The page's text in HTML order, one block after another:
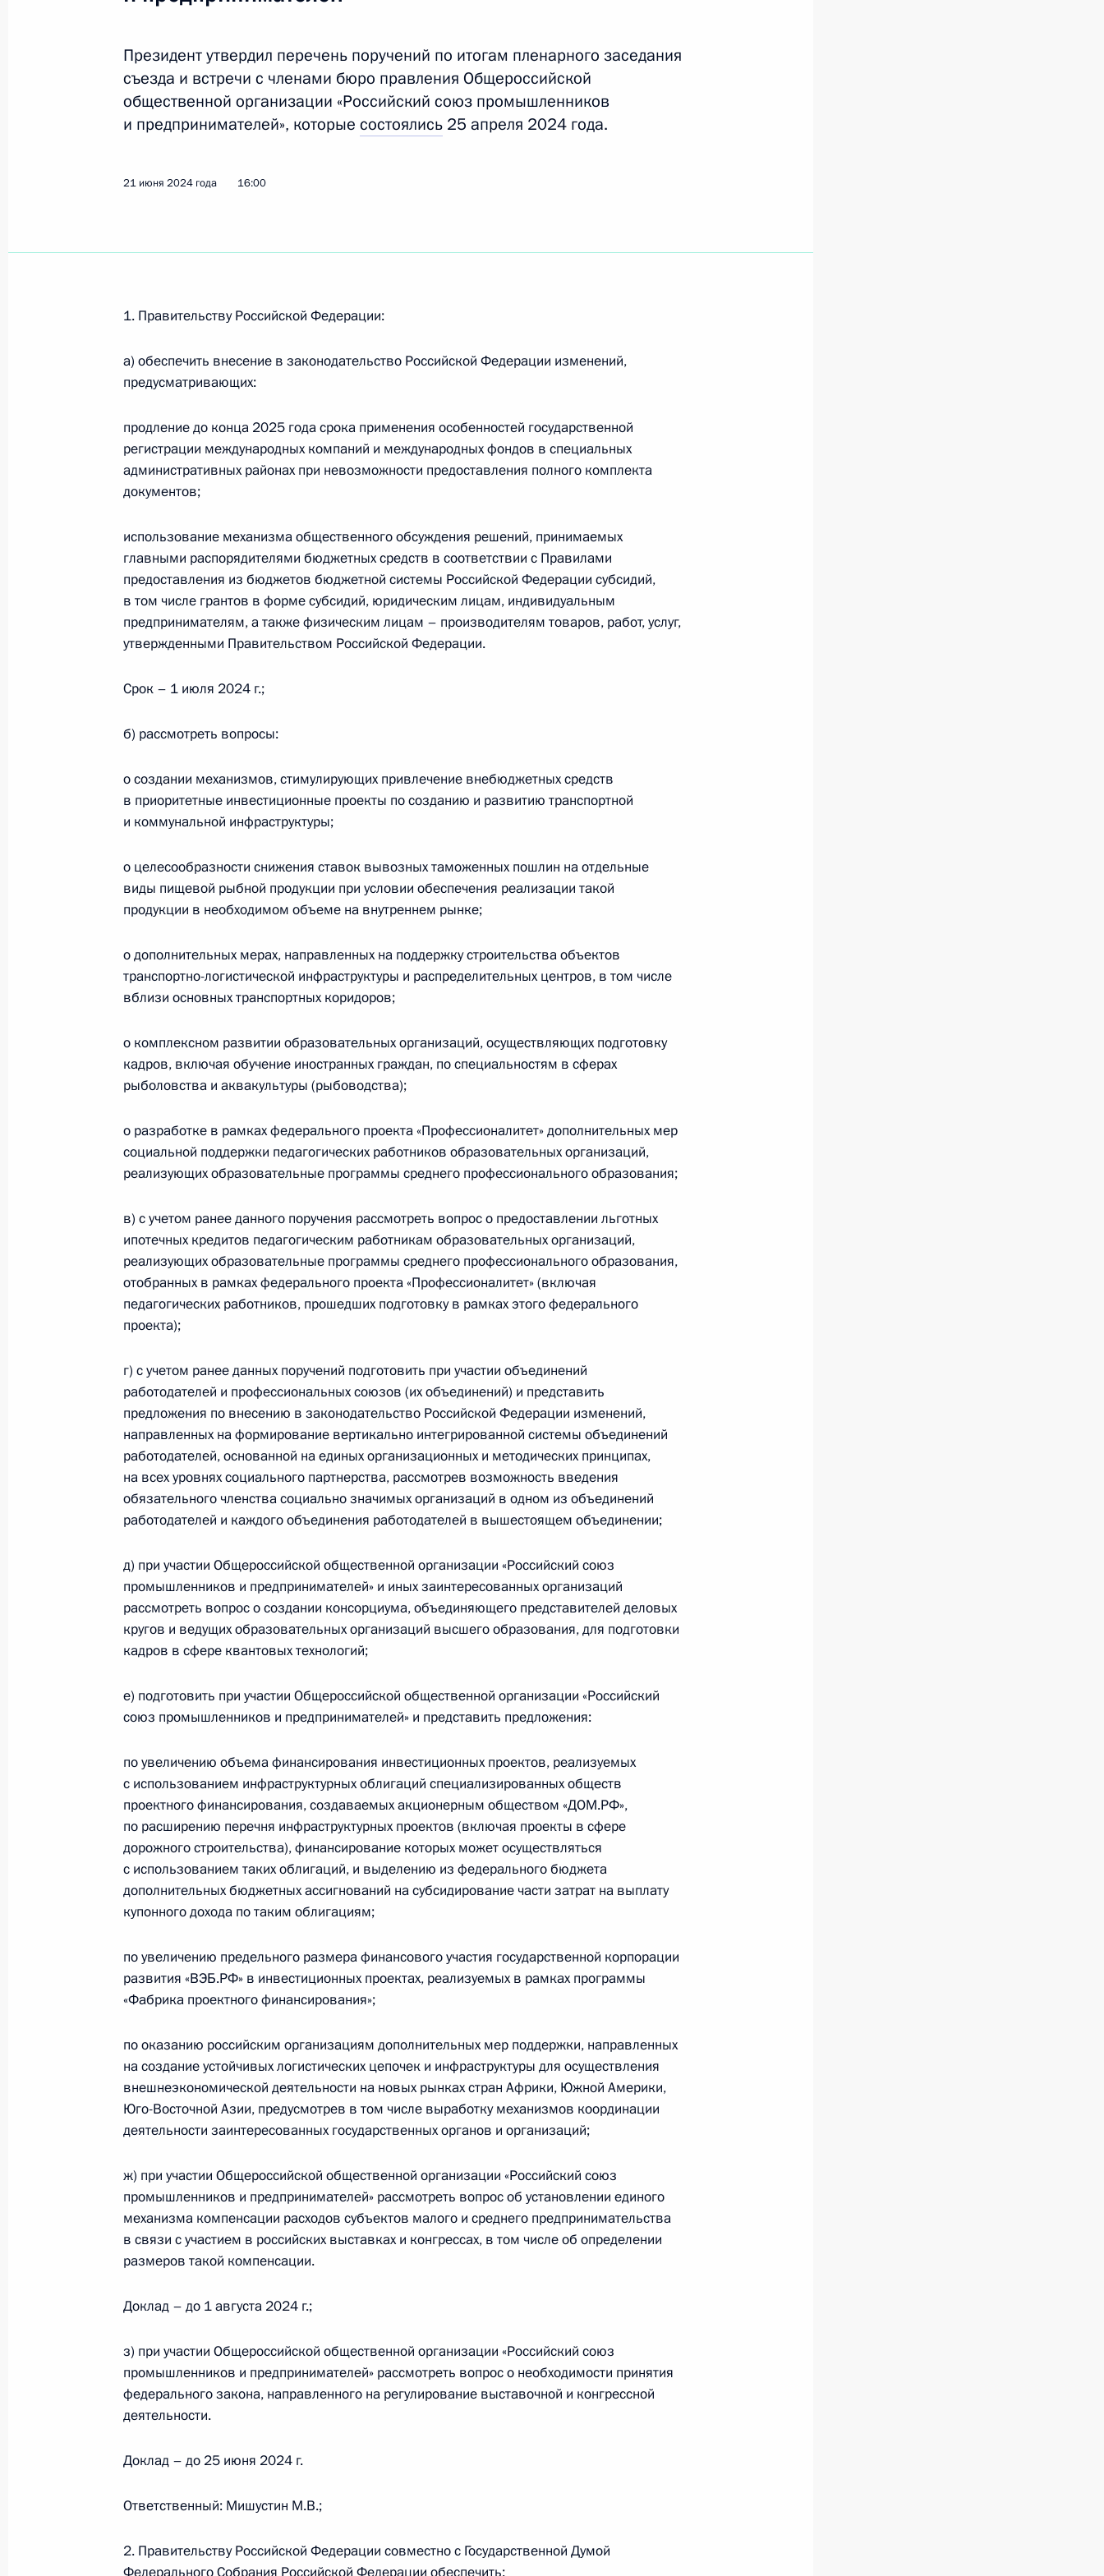
Перечень поручений по итогам пленарного заседания съезда
и встречи с членами бюро правления Общероссийской
общественной организации «Российский союз промышленников
и предпринимателей»
МСП в новых регионах
Пленарное заседание съезда РСПП
25 апреля 2024 года, 17:55
Заседание комиссии Госсовета по направлению «Малое
и среднее предпринимательство»
В Уголовный кодекс и Уголовно-процессуальный кодекс внесены
изменения в целях улучшения делового климата в России
и минимизации рисков необоснованного уголовного
преследования субъектов предпринимательской деятельности
6 апреля 2024 года, 17:05
изделий из серебра, предоставляется право на применение
специальных налоговых режимов
23 марта 2024 года, 17:55
Встреча с президентом РСПП Александром Шохиным
20 февраля 2024 года, 19:45
владение акций экономически значимых организаций
25 декабря 2023 года, 14:50
Внесены изменения в статью 5 Уголовно-процессуального
кодекса
2 ноября 2023 года, 13:35
Внесены изменения в закон об электроэнергетике
19 октября 2023 года, 14:35
В Налоговом кодексе закреплён порядок уплаты страховых
взносов на отдельные виды обязательного социального
страхования
Законодательно определены особенности участия субъектов
малого и среднего предпринимательства в приватизации
объектов культурного наследия
24 июля 2023 года, 16:35
В законодательство внесены изменения, касающиеся порядка
ведения в автоматическом режиме учёта уведомлений о начале
осуществления отдельных видов предпринимательской
деятельности
на территориях новых субъектов России
10 июля 2023 года, 12:50
В инфраструктуру поддержки субъектов МСП включены бизнес-
парки, центры компетенций в сфере сельхозкооперации
и поддержки фермеров
10 июля 2023 года, 12:45
Форум АСИ «Сильные идеи для нового времени»
29 июня 2023 года, 16:25
Подписан закон, упрощающий порядок исключения юридических
учредителей (участников)
Совещание с членами Правительства
Показать предыдущие материалы
Президент утвердил перечень поручений по итогам пленарного заседания
съезда и встречи с членами бюро правления Общероссийской
общественной организации «Российский союз промышленников
и предпринимателей», которые состоялись 25 апреля 2024 года.
21 июня 2024 года 16:00
1. Правительству Российской Федерации:
а) обеспечить внесение в законодательство Российской Федерации изменений,
предусматривающих:
продление до конца 2025 года срока применения особенностей государственной
регистрации международных компаний и международных фондов в специальных
административных районах при невозможности предоставления полного комплекта
документов;
использование механизма общественного обсуждения решений, принимаемых
главными распорядителями бюджетных средств в соответствии с Правилами
предоставления из бюджетов бюджетной системы Российской Федерации субсидий,
в том числе грантов в форме субсидий, юридическим лицам, индивидуальным
предпринимателям, а также физическим лицам – производителям товаров, работ, услуг,
утвержденными Правительством Российской Федерации.
Срок – 1 июля 2024 г.;
б) рассмотреть вопросы:
о создании механизмов, стимулирующих привлечение внебюджетных средств
в приоритетные инвестиционные проекты по созданию и развитию транспортной
и коммунальной инфраструктуры;
о целесообразности снижения ставок вывозных таможенных пошлин на отдельные
виды пищевой рыбной продукции при условии обеспечения реализации такой
продукции в необходимом объеме на внутреннем рынке;
о дополнительных мерах, направленных на поддержку строительства объектов
транспортно-логистической инфраструктуры и распределительных центров, в том числе
вблизи основных транспортных коридоров;
о комплексном развитии образовательных организаций, осуществляющих подготовку
кадров, включая обучение иностранных граждан, по специальностям в сферах
рыболовства и аквакультуры (рыбоводства);
о разработке в рамках федерального проекта «Профессионалитет» дополнительных мер
социальной поддержки педагогических работников образовательных организаций,
реализующих образовательные программы среднего профессионального образования;
в) с учетом ранее данного поручения рассмотреть вопрос о предоставлении льготных
ипотечных кредитов педагогическим работникам образовательных организаций,
реализующих образовательные программы среднего профессионального образования,
отобранных в рамках федерального проекта «Профессионалитет» (включая
педагогических работников, прошедших подготовку в рамках этого федерального
проекта);
г) с учетом ранее данных поручений подготовить при участии объединений
работодателей и профессиональных союзов (их объединений) и представить
предложения по внесению в законодательство Российской Федерации изменений,
направленных на формирование вертикально интегрированной системы объединений
работодателей, основанной на единых организационных и методических принципах,
на всех уровнях социального партнерства, рассмотрев возможность введения
обязательного членства социально значимых организаций в одном из объединений
работодателей и каждого объединения работодателей в вышестоящем объединении;
д) при участии Общероссийской общественной организации «Российский союз
промышленников и предпринимателей» и иных заинтересованных организаций
рассмотреть вопрос о создании консорциума, объединяющего представителей деловых
кругов и ведущих образовательных организаций высшего образования, для подготовки
кадров в сфере квантовых технологий;
е) подготовить при участии Общероссийской общественной организации «Российский
союз промышленников и предпринимателей» и представить предложения:
по увеличению объема финансирования инвестиционных проектов, реализуемых
с использованием инфраструктурных облигаций специализированных обществ
проектного финансирования, создаваемых акционерным обществом «ДОМ.РФ»,
по расширению перечня инфраструктурных проектов (включая проекты в сфере
дорожного строительства), финансирование которых может осуществляться
с использованием таких облигаций, и выделению из федерального бюджета
дополнительных бюджетных ассигнований на субсидирование части затрат на выплату
купонного дохода по таким облигациям;
по увеличению предельного размера финансового участия государственной корпорации
развития «ВЭБ.РФ» в инвестиционных проектах, реализуемых в рамках программы
«Фабрика проектного финансирования»;
по оказанию российским организациям дополнительных мер поддержки, направленных
на создание устойчивых логистических цепочек и инфраструктуры для осуществления
внешнеэкономической деятельности на новых рынках стран Африки, Южной Америки,
Юго-Восточной Азии, предусмотрев в том числе выработку механизмов координации
деятельности заинтересованных государственных органов и организаций;
ж) при участии Общероссийской общественной организации «Российский союз
промышленников и предпринимателей» рассмотреть вопрос об установлении единого
механизма компенсации расходов субъектов малого и среднего предпринимательства
в связи с участием в российских выставках и конгрессах, в том числе об определении
размеров такой компенсации.
Доклад – до 1 августа 2024 г.;
з) при участии Общероссийской общественной организации «Российский союз
промышленников и предпринимателей» рассмотреть вопрос о необходимости принятия
федерального закона, направленного на регулирование выставочной и конгрессной
деятельности.
Доклад – до 25 июня 2024 г.
Ответственный: Мишустин М.В.;
2. Правительству Российской Федерации совместно с Государственной Думой